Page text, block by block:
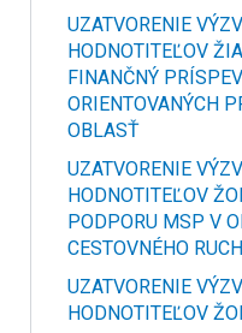
UZATVORENIE
HODNOTITEĽOV
FINANČNÝ
ORIENTOVANÝCH
OBLASŤ
UZATVORENIE
HODNOTITEĽOV
PODPORU MSP V
CESTOVNÉHO
UZATVORENIE
HODNOTITEĽOV